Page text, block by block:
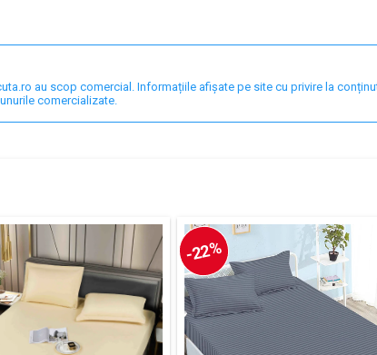
au scop comercial. Informațiile afișate pe site cu privire la
comercializate.
-22%